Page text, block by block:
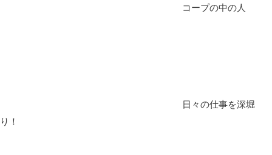
コープの中の人
日々の仕事を深堀
り！